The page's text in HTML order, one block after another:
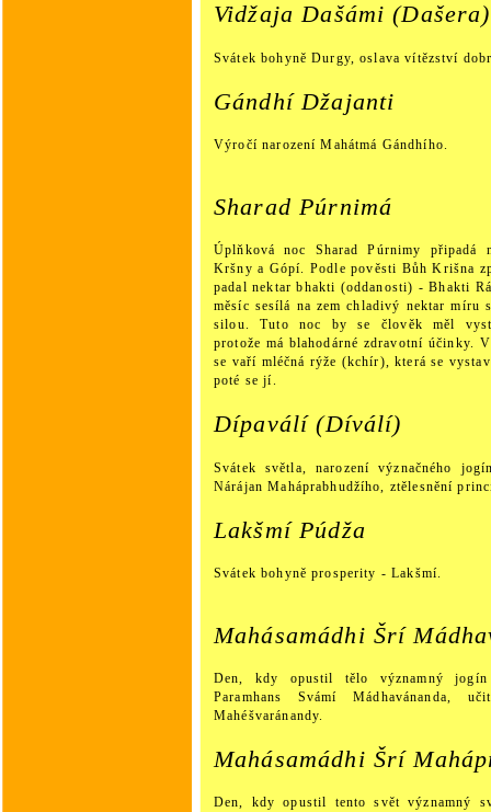
Vidžaja Dašámi (Dašera)
Svátek bohyně Durgy, oslava vítězství
Gándhí Džajanti
Výročí narození Mahátmá Gándhího.
Sharad Púrnimá
Úplňková noc Sharad Púrnimy připadá
Kršny a Gópí. Podle pověsti Bůh Krišna
padal nektar bhakti (oddanosti) - Bhakti
měsíc sesílá na zem chladivý nektar míru
silou. Tuto noc by se člověk měl
protože má blahodárné zdravotní účinky.
se vaří mléčná rýže (kchír), která se
poté se jí.
Dípaválí (Díválí)
Svátek světla, narození význačného
Nárájan Maháprabhudžího, ztělesnění
Lakšmí Púdža
Svátek bohyně prosperity - Lakšmí.
Mahásamádhi Šrí
Den, kdy opustil tělo významný jogín
Paramhans Svámí Mádhavánanda,
Mahéšvaránandy.
Mahásamádhi Šrí
Den, kdy opustil tento svět významný